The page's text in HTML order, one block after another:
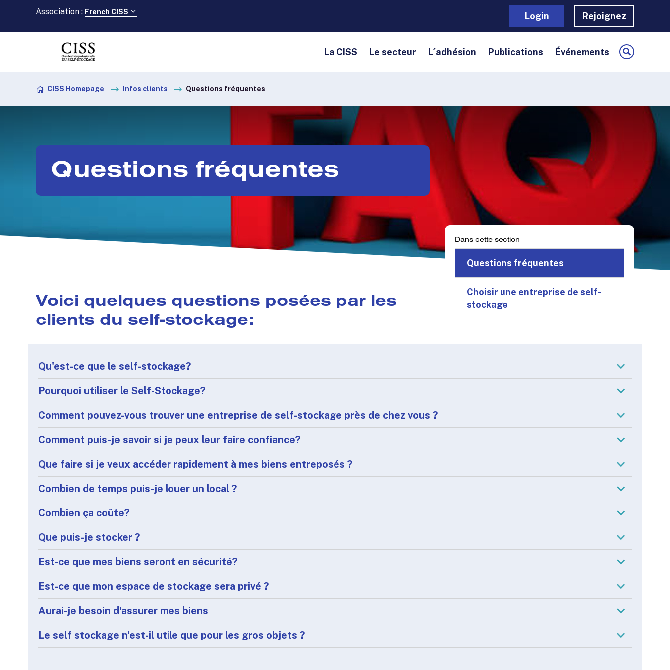
Association : French CISS Login Rejoignez
La CISS Le secteur L´adhésion Publications Événements
CISS Homepage Infos clients Questions fréquentes
Questions fréquentes
Voici quelques questions posées par les
clients du self-stockage:
Dans cette section
Questions fréquentes
Choisir une entreprise de self-
stockage
Qu'est-ce que le self-stockage?
Pourquoi utiliser le Self-Stockage?
Comment pouvez-vous trouver une entreprise de self-stockage près de chez vous ?
Comment puis-je savoir si je peux leur faire confiance?
Que faire si je veux accéder rapidement à mes biens entreposés ?
Combien de temps puis-je louer un local ?
Combien ça coûte?
Que puis-je stocker ?
Est-ce que mes biens seront en sécurité?
Est-ce que mon espace de stockage sera privé ?
Aurai-je besoin d'assurer mes biens
Le self stockage n'est-il utile que pour les gros objets ?